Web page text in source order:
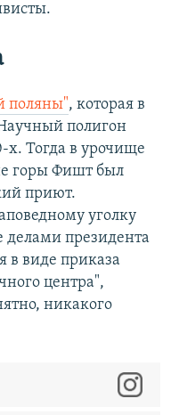
поляны", которая в
полигон
х. Тогда в урочище
горы Фишт был
приют.
уголку
делами президента
в виде приказа
центра",
никакого